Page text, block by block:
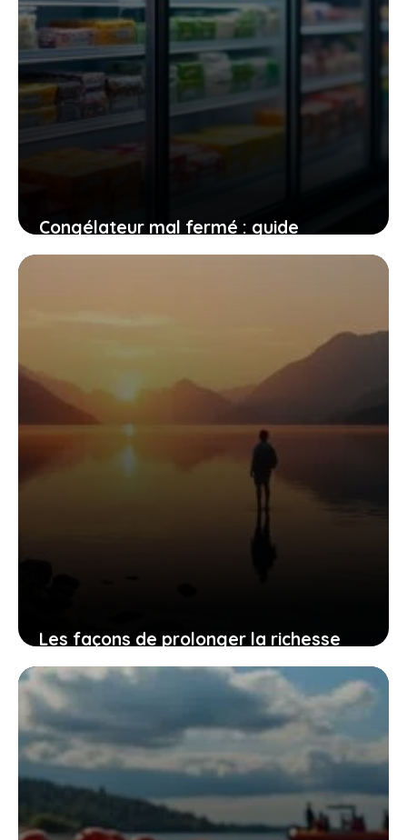
Congélateur mal fermé : guide
pratique pour conserver ou jeter vos
Les façons de prolonger la richesse
intérieure d’un voyage en solo après
le retour
21 décembre 2025